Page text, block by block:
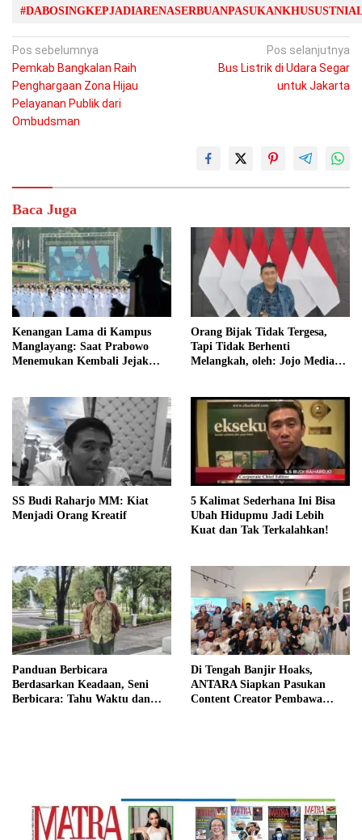
Navigasi
pos
Pos sebelumnya
Pemkab Bangkalan Raih
Penghargaan Zona Hijau
Pelayanan Publik dari
Ombudsman
Pos selanjutnya
Bus Listrik di Udara Segar
untuk Jakarta
Baca Juga
Kenangan Lama di Kampus
Manglayang: Saat Prabowo
Menemukan Kembali Jejak
Orang Bijak Tidak Tergesa,
Tapi Tidak Berhenti
Melangkah, oleh: Jojo Media
SS Budi Raharjo MM: Kiat
Menjadi Orang Kreatif
5 Kalimat Sederhana Ini Bisa
Ubah Hidupmu Jadi Lebih
Kuat dan Tak Terkalahkan!
Panduan Berbicara
Berdasarkan Keadaan, Seni
Berbicara: Tahu Waktu dan
Di Tengah Banjir Hoaks,
ANTARA Siapkan Pasukan
Content Creator Pembawa